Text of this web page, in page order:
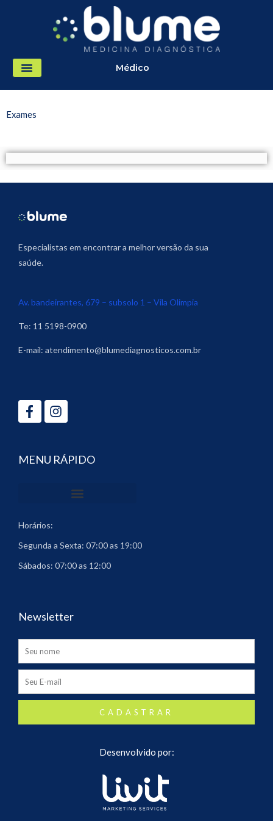
conteúdo
Médico
Exames
Especialistas em encontrar a melhor versão da sua
saúde.
Av. bandeirantes, 679 – subsolo 1 – Vila Olimpia
Te: 11 5198-0900
E-mail: atendimento@blumediagnosticos.com.br
f
MENU RÁPIDO
Horários:
Segunda a Sexta: 07:00 as 19:00
Sábados: 07:00 as 12:00
Newsletter
Name
Email
CADASTRAR
Desenvolvido por: